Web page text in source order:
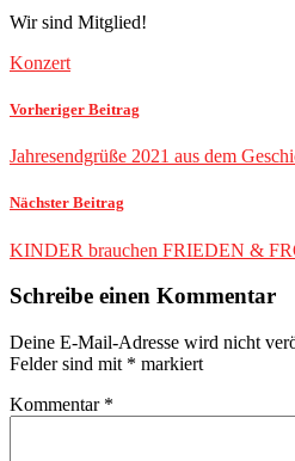
Wir sind Mitglied!
Konzert
Vorheriger Beitrag
Jahresendgrüße 2021 aus dem
Nächster Beitrag
KINDER brauchen FRIEDEN &
Schreibe einen Kommentar
Deine E-Mail-Adresse wird nicht
Felder sind mit * markiert
Kommentar *